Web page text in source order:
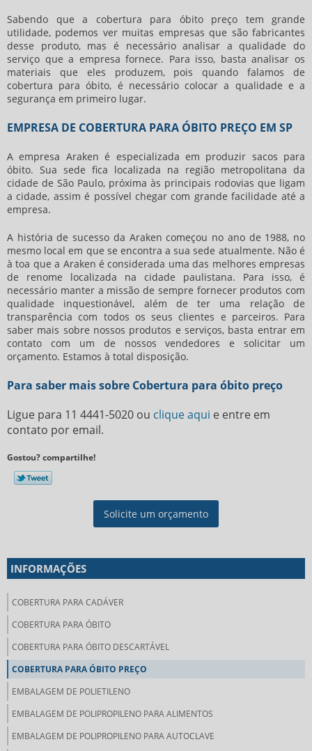
Sabendo que a cobertura para óbito preço tem grande
utilidade, podemos ver muitas empresas que são fabricantes
desse produto, mas é necessário analisar a qualidade do
serviço que a empresa fornece. Para isso, basta analisar os
materiais que eles produzem, pois quando falamos de
cobertura para óbito, é necessário colocar a qualidade e a
segurança em primeiro lugar.
EMPRESA DE COBERTURA PARA ÓBITO PREÇO EM SP
A empresa Araken é especializada em produzir sacos para
óbito. Sua sede fica localizada na região metropolitana da
cidade de São Paulo, próxima às principais rodovias que ligam
a cidade, assim é possível chegar com grande facilidade até a
empresa.
A história de sucesso da Araken começou no ano de 1988, no
mesmo local em que se encontra a sua sede atualmente. Não é
à toa que a Araken é considerada uma das melhores empresas
de renome localizada na cidade paulistana. Para isso, é
necessário manter a missão de sempre fornecer produtos com
qualidade inquestionável, além de ter uma relação de
transparência com todos os seus clientes e parceiros. Para
saber mais sobre nossos produtos e serviços, basta entrar em
contato com um de nossos vendedores e solicitar um
orçamento. Estamos à total disposição.
Para saber mais sobre Cobertura para óbito preço
Ligue para 11 4441-5020 ou clique aqui e entre em
contato por email.
Gostou? compartilhe!
Solicite um orçamento
INFORMAÇÕES
COBERTURA PARA CADÁVER
COBERTURA PARA ÓBITO
COBERTURA PARA ÓBITO DESCARTÁVEL
COBERTURA PARA ÓBITO PREÇO
EMBALAGEM DE POLIETILENO
EMBALAGEM DE POLIPROPILENO PARA ALIMENTOS
EMBALAGEM DE POLIPROPILENO PARA AUTOCLAVE